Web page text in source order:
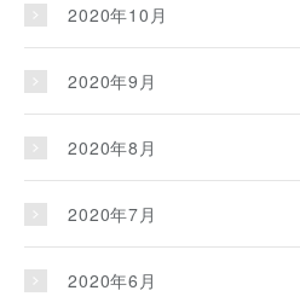
2020年10月
2020年9月
2020年8月
2020年7月
2020年6月